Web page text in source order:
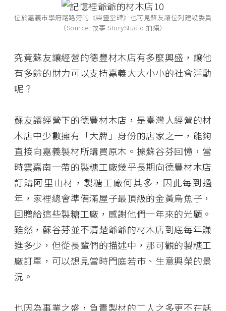
位於嘉義市學府路路旁的《崇靈堂碑》也可見蘇友讓位列建設委員
（Source: 故事 StoryStudio 拍攝）
究竟蘇友讓經營的德豐材木店有多麼興盛，讓他
有多餘的財力可以支持嘉義大大小小的社會活動
呢？
蘇友讓經營下的德豐材木店，是臺灣人經營的材
木店中少數擁有「大牌」身份的店家之一，能夠
直接向嘉義製材所購買原木。據蘇谷芬回憶，當
時雲嘉南一帶的製糖工廠幾乎長期向德豐材木店
訂購阿里山材，製糖工廠何其多，因此每到過
年，家裡總會準備滿屋子最頂級的金黃烏魚子，
回贈給這些製糖工廠，感謝他們一年來的光顧。
雖然，蘇谷芬並不清楚爺爺的材木店到底每年賺
進多少，但從長輩們的描述中，那可觀的製糖工
廠訂單，可以想見當時門庭若市、生意興榮的景
況。
也因為事業之盛，負責製材的工人之多更不在話